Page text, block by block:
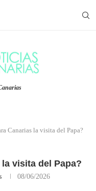
Canarias la visita del Papa?
visita del Papa?
08/06/2026